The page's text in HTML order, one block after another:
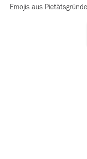
Emojis aus